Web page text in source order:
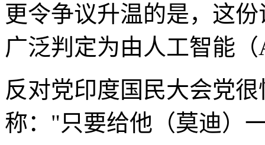
更令争议升温的是，这
广泛判定为由人工智能
反对党印度国民大会党
称："只要给他（莫迪）